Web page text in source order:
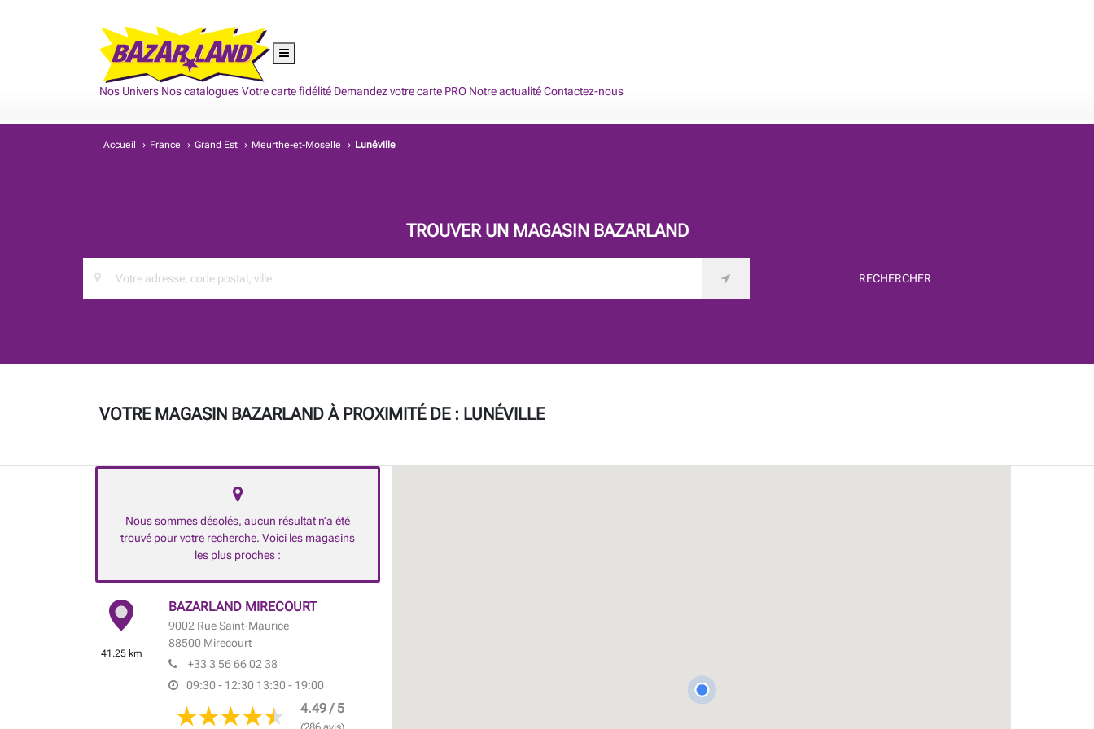
Nos Univers Nos cataloguesVotre carte fidélité Demandez votre carte PRO Notre actualitéContactez-nous
Accueil › France › Grand Est › Meurthe-et-Moselle › Lunéville
TROUVER UN MAGASIN BAZARLAND
RECHERCHER
VOTRE MAGASIN BAZARLAND À PROXIMITÉ DE : LUNÉVILLE
Nous sommes désolés, aucun résultat n’a été
trouvé pour votre recherche. Voici les magasins
les plus proches :
41.25 km
BAZARLAND MIRECOURT
9002 Rue Saint-Maurice
88500 Mirecourt
+33 3 56 66 02 38
09:30 - 12:30 13:30 - 19:00
4.49 / 5